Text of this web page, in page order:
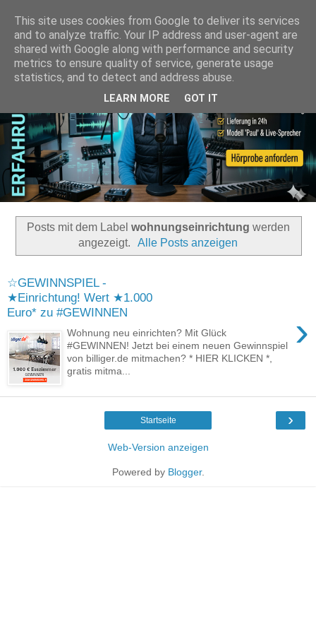
Posts mit dem Label wohnungseinrichtung werden
angezeigt.
Alle Posts anzeigen
☆GEWINNSPIEL -
★Einrichtung! Wert ★1.000
Euro* zu #GEWINNEN
›
Wohnung neu einrichten? Mit Glück
#GEWINNEN! Jetzt bei einem neuen Gewinnspiel
von billiger.de mitmachen? * HIER KLICKEN *,
gratis mitma...
›
Startseite
Web-Version anzeigen
Powered by Blogger.
This site uses cookies from Google to deliver its services
and to analyze traffic. Your IP address and user-agent are
shared with Google along with performance and security
metrics to ensure quality of service, generate usage
statistics, and to detect and address abuse.
LEARN MORE GOT IT